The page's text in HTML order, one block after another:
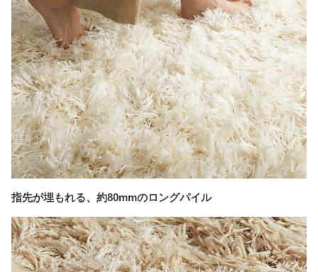
指先が埋もれる、約80mmのロングパイル